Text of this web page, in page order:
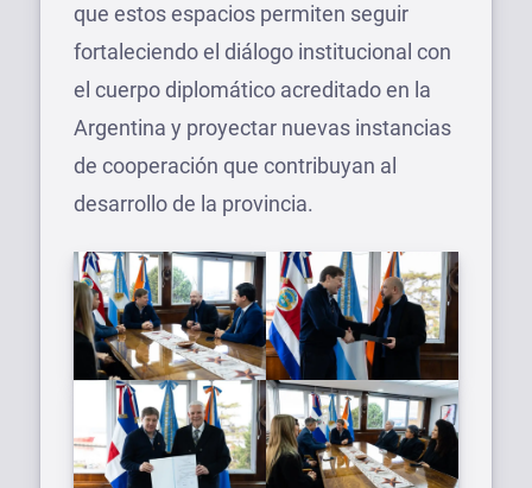
que estos espacios permiten seguir
fortaleciendo el diálogo institucional con
el cuerpo diplomático acreditado en la
Argentina y proyectar nuevas instancias
de cooperación que contribuyan al
desarrollo de la provincia.